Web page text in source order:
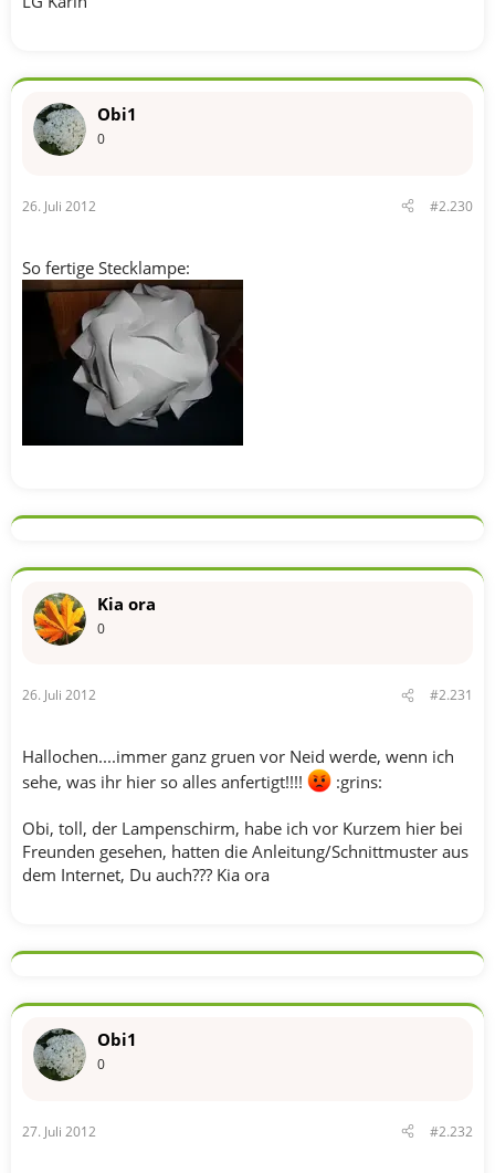
Obi1
0
26. Juli 2012 #2.230
So fertige Stecklampe:
Kia ora
0
26. Juli 2012 #2.231
Hallochen....immer ganz gruen vor Neid werde, wenn ich
sehe, was ihr hier so alles anfertigt!!!!
:grins:
Obi, toll, der Lampenschirm, habe ich vor Kurzem hier bei
Freunden gesehen, hatten die Anleitung/Schnittmuster aus
dem Internet, Du auch??? Kia ora
Obi1
0
27. Juli 2012 #2.232